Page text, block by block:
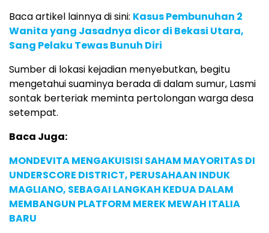
Baca artikel lainnya di sini: Kasus Pembunuhan 2
Wanita yang Jasadnya dicor di Bekasi Utara,
Sang Pelaku Tewas Bunuh Diri
Sumber di lokasi kejadian menyebutkan, begitu
mengetahui suaminya berada di dalam sumur, Lasmi
sontak berteriak meminta pertolongan warga desa
setempat.
Baca Juga:
MONDEVITA MENGAKUISISI SAHAM MAYORITAS DI
UNDERSCORE DISTRICT, PERUSAHAAN INDUK
MAGLIANO, SEBAGAI LANGKAH KEDUA DALAM
MEMBANGUN PLATFORM MEREK MEWAH ITALIA
BARU